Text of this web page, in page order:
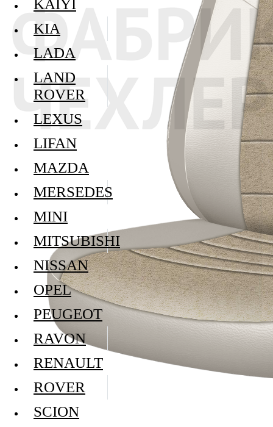
KAIYI
KIA
LADA
LAND
ROVER
LEXUS
LIFAN
MAZDA
MERSEDES
MINI
MITSUBISHI
NISSAN
OPEL
PEUGEOT
RAVON
RENAULT
ROVER
SCION